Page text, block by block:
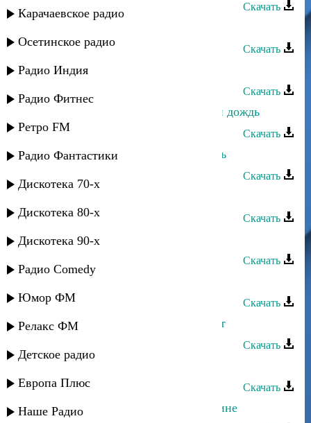
Карачаевское радио
Осетинское радио
Радио Индия
Радио Фитнес
Ретро FM
Радио Фантастики
Дискотека 70-х
Дискотека 80-х
Дискотека 90-х
Радио Comedy
Юмор ФМ
Релакс ФМ
Детское радио
Европа Плюс
Наше Радио
Скачать
Скачать
Сергей Ильясафов - Дождь
Скачать
Сергей Ильясафов - Сумасшедший дождь
Скачать
Сергей Ильясафов - Первая любовь
Скачать
Скачать
Сергей Ильясафов - О любви
Скачать
Скачать
Сергей Ильясафов - Мой Хасавюрт
Скачать
Сергей Ильясафов - Марьяночка
Скачать
Сергей Ильясафов - Любовь к родине